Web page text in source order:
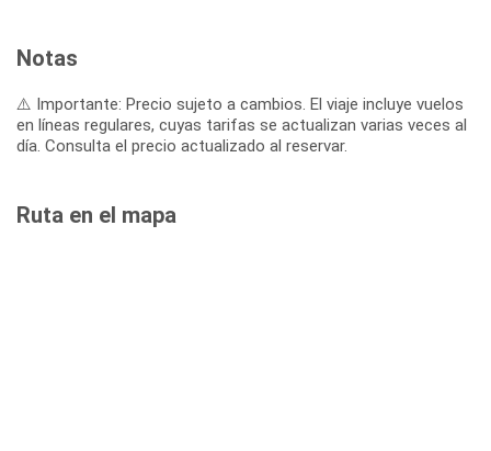
Notas
⚠️ Importante: Precio sujeto a cambios. El viaje incluye vuelos
en líneas regulares, cuyas tarifas se actualizan varias veces al
día. Consulta el precio actualizado al reservar.
Ruta en el mapa